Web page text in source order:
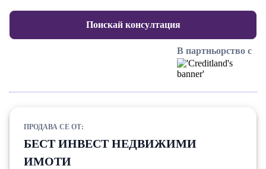
Поискай консултация
В партньорство с
ПРОДАВА СЕ ОТ:
БЕСТ ИНВЕСТ НЕДВИЖИМИ
ИМОТИ